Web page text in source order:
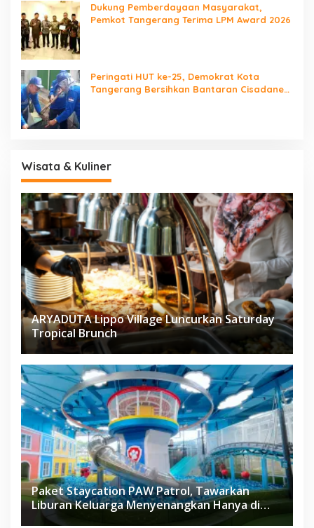
Dukung Pemberdayaan Masyarakat,
Pemkot Tangerang Terima LPM Award 2026
Peringati HUT ke-25, Demokrat Kota
Tangerang Bersihkan Bantaran Cisadane
Wisata & Kuliner
ARYADUTA Lippo Village Luncurkan Saturday
Tropical Brunch
Paket Staycation PAW Patrol, Tawarkan
Liburan Keluarga Menyenangkan Hanya di
Herloom Hotel BSD